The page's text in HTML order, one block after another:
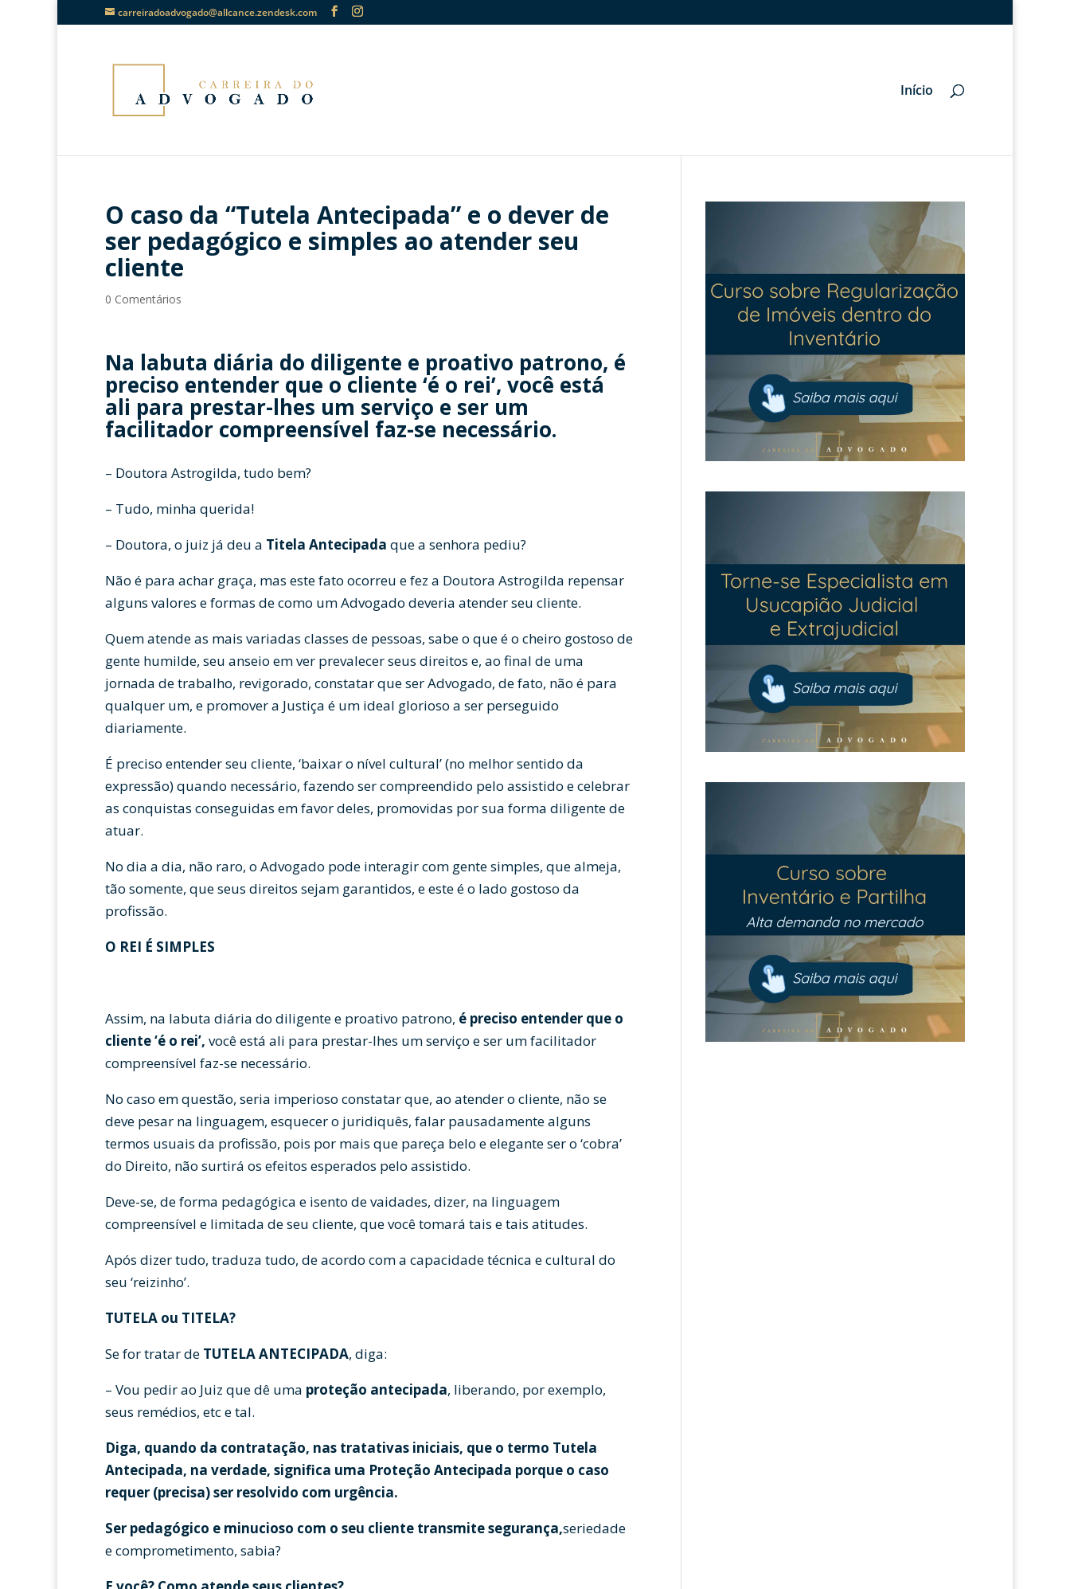
carreiradoadvogado@allcance.zendesk.com
Início
O caso da “Tutela Antecipada” e o dever de
ser pedagógico e simples ao atender seu
cliente
0 Comentários
Na labuta diária do diligente e proativo patrono, é
preciso entender que o cliente ‘é o rei’, você está
ali para prestar-lhes um serviço e ser um
facilitador compreensível faz-se necessário.
– Doutora Astrogilda, tudo bem?
– Tudo, minha querida!
– Doutora, o juiz já deu a Titela Antecipada que a senhora pediu?
Não é para achar graça, mas este fato ocorreu e fez a Doutora Astrogilda repensar
alguns valores e formas de como um Advogado deveria atender seu cliente.
Quem atende as mais variadas classes de pessoas, sabe o que é o cheiro gostoso de
gente humilde, seu anseio em ver prevalecer seus direitos e, ao final de uma
jornada de trabalho, revigorado, constatar que ser Advogado, de fato, não é para
qualquer um, e promover a Justiça é um ideal glorioso a ser perseguido
diariamente.
É preciso entender seu cliente, ‘baixar o nível cultural’ (no melhor sentido da
expressão) quando necessário, fazendo ser compreendido pelo assistido e celebrar
as conquistas conseguidas em favor deles, promovidas por sua forma diligente de
atuar.
No dia a dia, não raro, o Advogado pode interagir com gente simples, que almeja,
tão somente, que seus direitos sejam garantidos, e este é o lado gostoso da
profissão.
O REI É SIMPLES
Assim, na labuta diária do diligente e proativo patrono, é preciso entender que o
cliente ‘é o rei’, você está ali para prestar-lhes um serviço e ser um facilitador
compreensível faz-se necessário.
No caso em questão, seria imperioso constatar que, ao atender o cliente, não se
deve pesar na linguagem, esquecer o juridiquês, falar pausadamente alguns
termos usuais da profissão, pois por mais que pareça belo e elegante ser o ‘cobra’
do Direito, não surtirá os efeitos esperados pelo assistido.
Deve-se, de forma pedagógica e isento de vaidades, dizer, na linguagem
compreensível e limitada de seu cliente, que você tomará tais e tais atitudes.
Após dizer tudo, traduza tudo, de acordo com a capacidade técnica e cultural do
seu ‘reizinho’.
TUTELA ou TITELA?
Se for tratar de TUTELA ANTECIPADA, diga:
– Vou pedir ao Juiz que dê uma proteção antecipada, liberando, por exemplo,
seus remédios, etc e tal.
Diga, quando da contratação, nas tratativas iniciais, que o termo Tutela
Antecipada, na verdade, significa uma Proteção Antecipada porque o caso
requer (precisa) ser resolvido com urgência.
Ser pedagógico e minucioso com o seu cliente transmite segurança,seriedade
e comprometimento, sabia?